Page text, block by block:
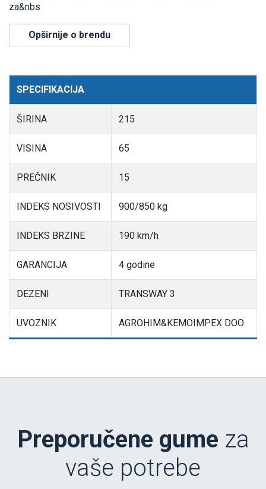
za&nbs
Opširnije o brendu
SPECIFIKACIJA
ŠIRINA 215
VISINA 65
PREČNIK 15
INDEKS NOSIVOSTI 900/850 kg
INDEKS BRZINE 190 km/h
GARANCIJA 4 godine
DEZENI TRANSWAY 3
UVOZNIK AGROHIM&KEMOIMPEX DOO
Preporučene gume za
vaše potrebe